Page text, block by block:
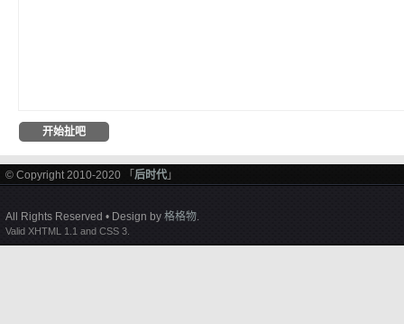
© Copyright 2010-2020 「 后时代 」
All Rights Reserved • Design by 格格物.
Valid XHTML 1.1 and CSS 3.